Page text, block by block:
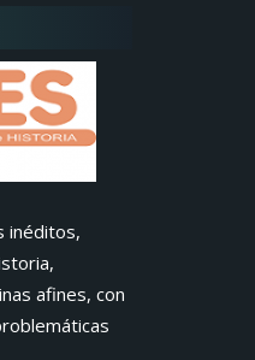
inéditos,
afines, con